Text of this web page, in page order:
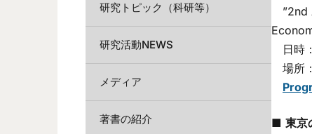
”2nd
日時
場所
■ 東京
研究トピック（科研等）
研究活動NEWS
メディア
著書の紹介